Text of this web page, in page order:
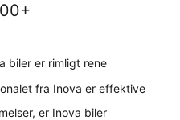
biler er rimligt rene
fra Inova er effektive
er Inova biler